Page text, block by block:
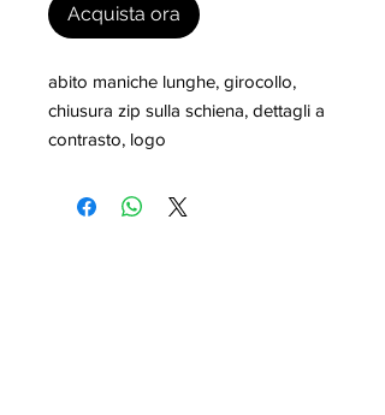
Acquista ora
abito maniche lunghe, girocollo,
chiusura zip sulla schiena, dettagli a
contrasto, logo